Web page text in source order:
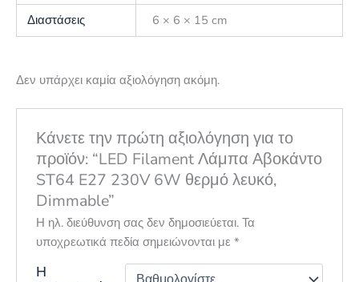
Διαστάσεις
6 × 6 × 15 cm
Δεν υπάρχει καμία αξιολόγηση ακόμη.
Κάνετε την πρώτη αξιολόγηση για το
προϊόν: “LED Filament Λάμπα Αβοκάντο
ST64 E27 230V 6W θερμό λευκό,
Dimmable”
Η ηλ. διεύθυνση σας δεν δημοσιεύεται. Τα
υποχρεωτικά πεδία σημειώνονται με*
Η